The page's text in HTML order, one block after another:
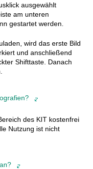
ausgewählt
am unteren
gestartet werden.
wird das erste Bild
und anschließend
Shifttaste. Danach
des KIT kostenfrei
Nutzung ist nicht